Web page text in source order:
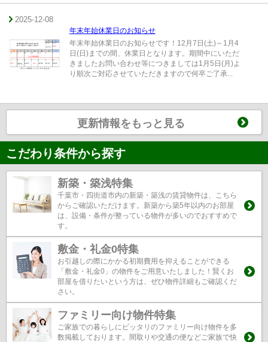
2025-12-08
年末年始休業日のお知らせ
年末年始休業日のお知らせです！12月7日(土)～1月4
日(日)までの間、休業日となります。期間中にいただ
きましたお問い合わせ等につきましては1月5日(月)よ
り順次ご対応させていただきますので何卒ご了承...
更新情報をもっと見る
こだわり条件から探す
新築・築浅特集
千葉市・四街道市内の新築・築浅の賃貸物件は、こちら
からご確認いただけます。新築から築5年以内のお部屋
は、設備・条件が整っている物件が多いのでおすすめで
す。
敷金・礼金0特集
お引越しの際にかかる初期費用を抑えることができる
「敷金・礼金0」の物件をご用意いたしました！賢くお
部屋を借りたいという方は、ぜひ物件詳細もご確認くだ
さい。
ファミリー向け物件特集
ご家族での暮らしにピッタリのファミリー向け物件を多
数掲載しております。間取りや交通の便などご家族で快